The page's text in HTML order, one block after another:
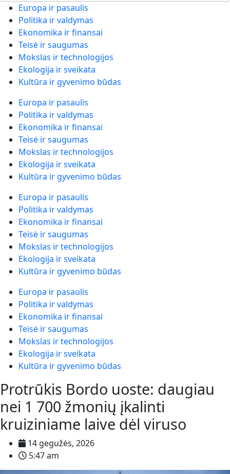
Europa ir pasaulis
Politika ir valdymas
Ekonomika ir finansai
Teisė ir saugumas
Mokslas ir technologijos
Ekologija ir sveikata
Kultūra ir gyvenimo būdas
Europa ir pasaulis
Politika ir valdymas
Ekonomika ir finansai
Teisė ir saugumas
Mokslas ir technologijos
Ekologija ir sveikata
Kultūra ir gyvenimo būdas
Europa ir pasaulis
Politika ir valdymas
Ekonomika ir finansai
Teisė ir saugumas
Mokslas ir technologijos
Ekologija ir sveikata
Kultūra ir gyvenimo būdas
Europa ir pasaulis
Politika ir valdymas
Ekonomika ir finansai
Teisė ir saugumas
Mokslas ir technologijos
Ekologija ir sveikata
Kultūra ir gyvenimo būdas
Protrūkis Bordo uoste: daugiau
nei 1 700 žmonių įkalinti
kruiziniame laive dėl viruso
14 gegužės, 2026
5:47 am